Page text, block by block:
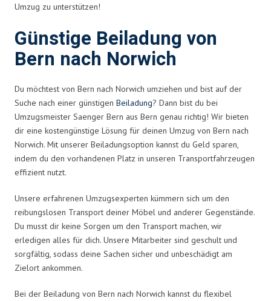
Umzug zu unterstützen!
Günstige Beiladung von
Bern nach Norwich
Du möchtest von Bern nach Norwich umziehen und bist auf der
Suche nach einer günstigen Beiladung? Dann bist du bei
Umzugsmeister Saenger Bern aus Bern genau richtig! Wir bieten
dir eine kostengünstige Lösung für deinen Umzug von Bern nach
Norwich. Mit unserer Beiladungsoption kannst du Geld sparen,
indem du den vorhandenen Platz in unseren Transportfahrzeugen
effizient nutzt.
Unsere erfahrenen Umzugsexperten kümmern sich um den
reibungslosen Transport deiner Möbel und anderer Gegenstände.
Du musst dir keine Sorgen um den Transport machen, wir
erledigen alles für dich. Unsere Mitarbeiter sind geschult und
sorgfältig, sodass deine Sachen sicher und unbeschädigt am
Zielort ankommen.
Bei der Beiladung von Bern nach Norwich kannst du flexibel